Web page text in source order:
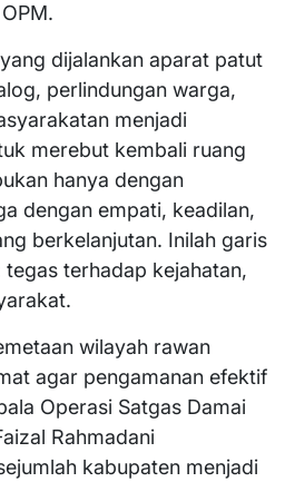
dijalankan aparat patut
perlindungan warga,
menjadi
merebut kembali ruang
hanya dengan
dengan empati, keadilan,
berkelanjutan. Inilah garis
terhadap kejahatan,
wilayah rawan
agar pengamanan efektif
Operasi Satgas Damai
Rahmadani
kabupaten menjadi